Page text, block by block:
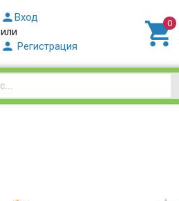
Вход
или
 Регистрация 